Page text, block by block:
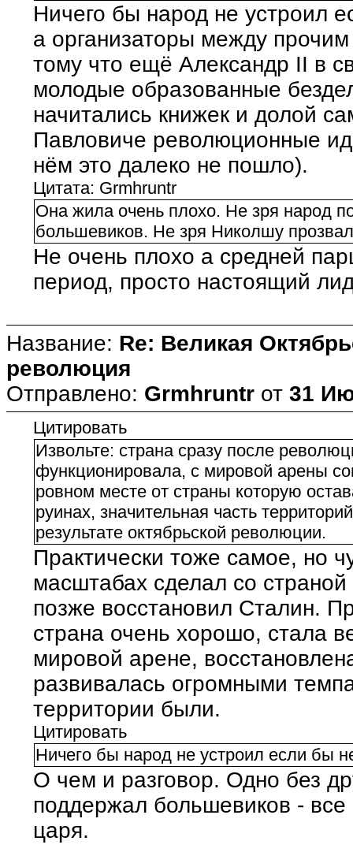
Ничего бы народ не устроил
а организаторы между
тому что ещё Александр II в
молодые образованные
начитались книжек и долой
Павловиче революционные
нём это далеко не пошло).
Цитата: Grmhruntr
Она жила очень плохо. Не зря народ
большевиков. Не зря Николшу
Не очень плохо а средней
период, просто настоящий
Название: Re: Великая
революция
Отправлено: Grmhruntr от 31
Цитировать
Извольте: страна сразу после
функционировала, с мировой арены
ровном месте от страны которую
руинах, значительная часть
результате октябрьской революции.
Практически тоже самое, но
масштабах сделал со
позже восстановил Сталин.
страна очень хорошо, стала
мировой арене,
развивалась огромными
территории были.
Цитировать
Ничего бы народ не устроил если бы
О чем и разговор. Одно без
поддержал большевиков - все
царя.